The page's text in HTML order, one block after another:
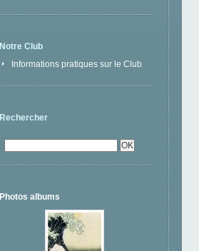
Notre Club
Informations pratiques sur le Club
Rechercher
Photos albums